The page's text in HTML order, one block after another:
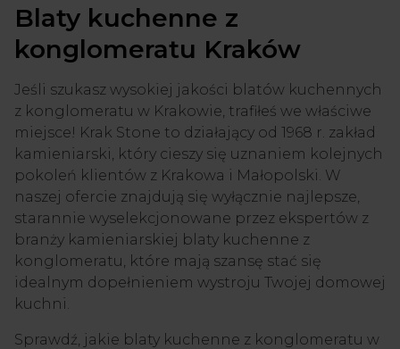
Blaty kuchenne z
konglomeratu Kraków
Jeśli szukasz wysokiej jakości blatów kuchennych
z konglomeratu w Krakowie, trafiłeś we właściwe
miejsce! Krak Stone to działający od 1968 r. zakład
kamieniarski, który cieszy się uznaniem kolejnych
pokoleń klientów z Krakowa i Małopolski. W
naszej ofercie znajdują się wyłącznie najlepsze,
starannie wyselekcjonowane przez ekspertów z
branży kamieniarskiej blaty kuchenne z
konglomeratu, które mają szansę stać się
idealnym dopełnieniem wystroju Twojej domowej
kuchni.
Sprawdź, jakie blaty kuchenne z konglomeratu w